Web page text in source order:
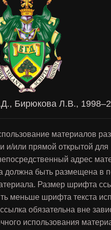
Бирюкова Л.В.,
материалов
и/или прямой открытой
адрес
должна быть размещена в
Размер шрифта
меньше шрифта текста
обязательна вне
использования